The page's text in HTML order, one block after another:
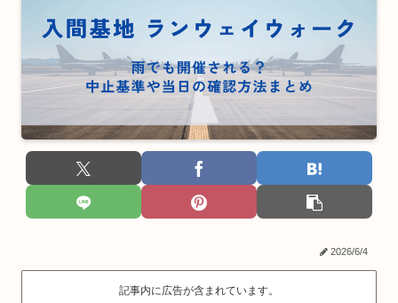
2026/6/4
記事内に広告が含まれています。